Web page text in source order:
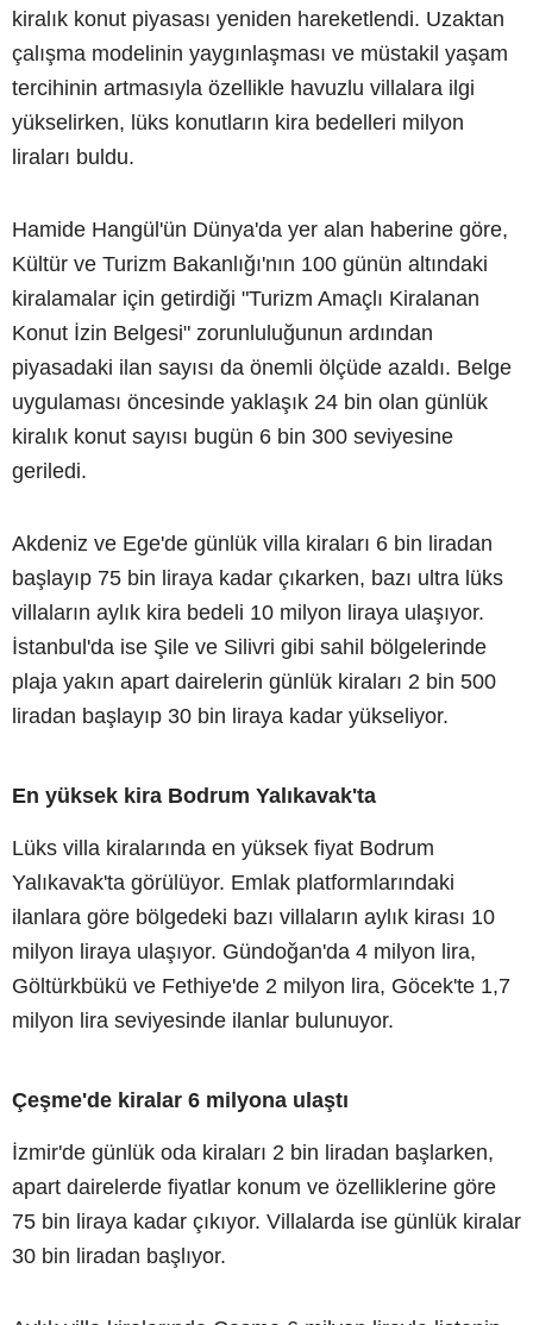
kiralık konut piyasası yeniden hareketlendi. Uzaktan
çalışma modelinin yaygınlaşması ve müstakil yaşam
tercihinin artmasıyla özellikle havuzlu villalara ilgi
yükselirken, lüks konutların kira bedelleri milyon
liraları buldu.
Hamide Hangül'ün Dünya'da yer alan haberine göre,
Kültür ve Turizm Bakanlığı'nın 100 günün altındaki
kiralamalar için getirdiği "Turizm Amaçlı Kiralanan
Konut İzin Belgesi" zorunluluğunun ardından
piyasadaki ilan sayısı da önemli ölçüde azaldı. Belge
uygulaması öncesinde yaklaşık 24 bin olan günlük
kiralık konut sayısı bugün 6 bin 300 seviyesine
geriledi.
Akdeniz ve Ege'de günlük villa kiraları 6 bin liradan
başlayıp 75 bin liraya kadar çıkarken, bazı ultra lüks
villaların aylık kira bedeli 10 milyon liraya ulaşıyor.
İstanbul'da ise Şile ve Silivri gibi sahil bölgelerinde
plaja yakın apart dairelerin günlük kiraları 2 bin 500
liradan başlayıp 30 bin liraya kadar yükseliyor.
En yüksek kira Bodrum Yalıkavak'ta
Lüks villa kiralarında en yüksek fiyat Bodrum
Yalıkavak'ta görülüyor. Emlak platformlarındaki
ilanlara göre bölgedeki bazı villaların aylık kirası 10
milyon liraya ulaşıyor. Gündoğan'da 4 milyon lira,
Göltürkbükü ve Fethiye'de 2 milyon lira, Göcek'te 1,7
milyon lira seviyesinde ilanlar bulunuyor.
Çeşme'de kiralar 6 milyona ulaştı
İzmir'de günlük oda kiraları 2 bin liradan başlarken,
apart dairelerde fiyatlar konum ve özelliklerine göre
75 bin liraya kadar çıkıyor. Villalarda ise günlük kiralar
30 bin liradan başlıyor.